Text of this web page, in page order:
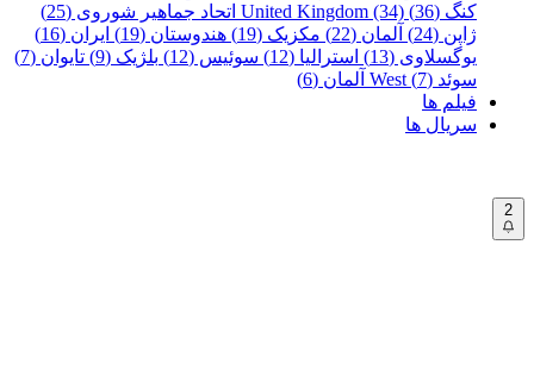
کنگ (36)
United Kingdom (34) اتحاد جماهیر شوروی (25)
ژاپن (24)
آلمان (22) مکزیک (19) هندوستان (19)
ایران (16)
یوگسلاوی (13)
استرالیا (12) سوئیس (12) بلژیک (9)
تایوان (7)
سوئد (7)
West آلمان (6)
فیلم ها
سریال ها
2